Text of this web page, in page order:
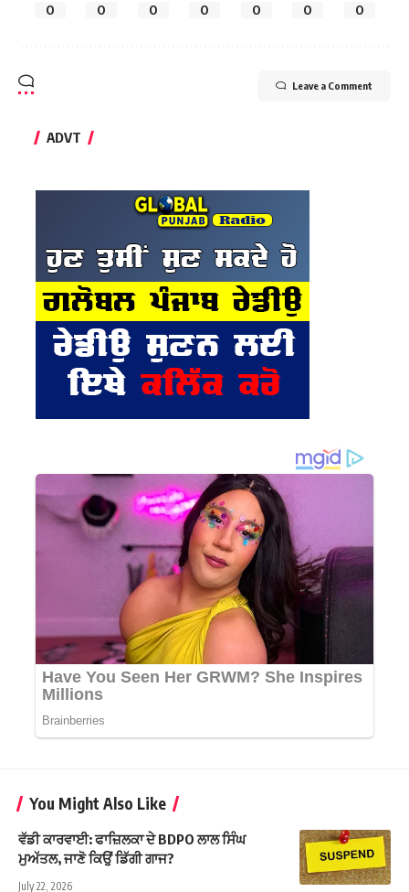
0 0 0 0 0 0 0
Leave a Comment
ADVT
You Might Also Like
ਵੱਡੀ ਕਾਰਵਾਈ: ਫਾਜ਼ਿਲਕਾ ਦੇ BDPO ਲਾਲ ਸਿੰਘ
ਮੁਅੱਤਲ, ਜਾਣੋ ਕਿਉਂ ਡਿੱਗੀ ਗਾਜ?
July 22, 2026